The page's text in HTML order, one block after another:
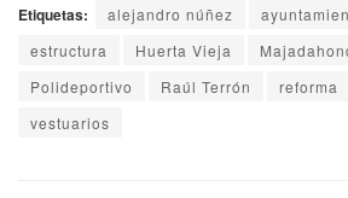
Etiquetas: alejandro núñez
estructura
Huerta Vieja
Polideportivo
Raúl Terrón reforma
vestuarios